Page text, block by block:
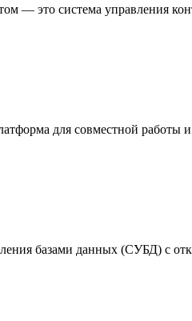
— это система управления
для совместной работы
базами данных (СУБД) с